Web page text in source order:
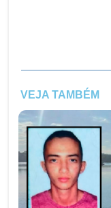
VEJA TAMBÉM